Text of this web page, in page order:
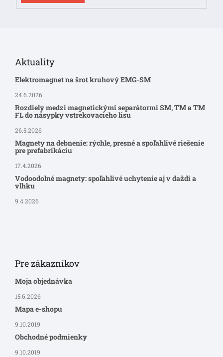
Aktuality
Elektromagnet na šrot kruhový EMG-SM
24.6.2026
Rozdiely medzi magnetickými separátormi SM, TM a TM
FL do násypky vstrekovacieho lisu
26.5.2026
Magnety na debnenie: rýchle, presné a spoľahlivé riešenie
pre prefabrikáciu
17.4.2026
Vodoodolné magnety: spoľahlivé uchytenie aj v daždi a
vlhku
9.4.2026
Pre zákazníkov
Moja objednávka
15.6.2026
Mapa e-shopu
9.10.2019
Obchodné podmienky
9.10.2019